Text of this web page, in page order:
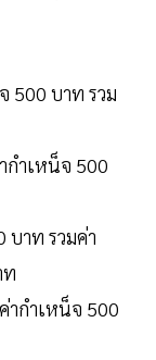
500 บาท รวม
กำเหน็จ 500
บาท รวมค่า
ท
ากำเหน็จ 500